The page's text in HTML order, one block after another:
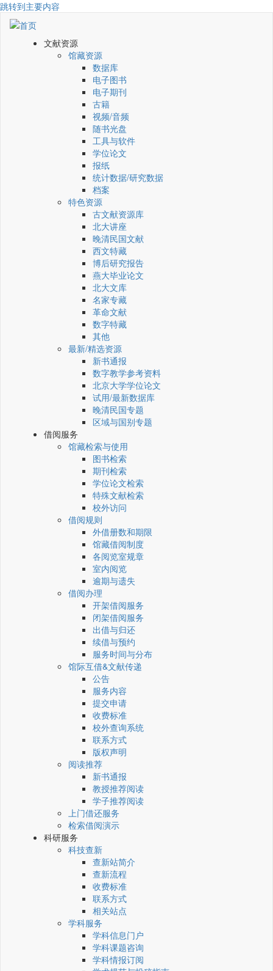
跳转到主要内容
文献资源
馆藏资源
数据库
电子图书
电子期刊
古籍
视频/音频
随书光盘
工具与软件
学位论文
报纸
统计数据/研究数据
档案
特色资源
古文献资源库
北大讲座
晚清民国文献
西文特藏
博后研究报告
燕大毕业论文
北大文库
名家专藏
革命文献
数字特藏
其他
最新/精选资源
新书通报
数字教学参考资料
北京大学学位论文
试用/最新数据库
晚清民国专题
区域与国别专题
借阅服务
馆藏检索与使用
图书检索
期刊检索
学位论文检索
特殊文献检索
校外访问
借阅规则
外借册数和期限
馆藏借阅制度
各阅览室规章
室内阅览
逾期与遗失
借阅办理
开架借阅服务
闭架借阅服务
出借与归还
续借与预约
服务时间与分布
馆际互借&文献传递
公告
服务内容
提交申请
收费标准
校外查询系统
联系方式
版权声明
阅读推荐
新书通报
教授推荐阅读
学子推荐阅读
上门借还服务
检索借阅演示
科研服务
科技查新
查新站简介
查新流程
收费标准
联系方式
相关站点
学科服务
学科信息门户
学科课题咨询
学科情报订阅